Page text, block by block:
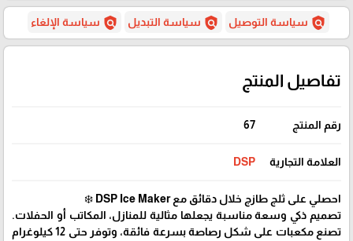
policy سياسة التوصيل policy سياسة التبديل policy سياسة الإلغاء
تفاصيل المنتج
رقم المنتج 67
العلامة التجارية DSP
احصلي على ثلج طازج خلال دقائق مع DSP Ice Maker ❄️
تصميم ذكي وسعة مناسبة يجعلها مثالية للمنازل، المكاتب أو الحفلات.
تصنع مكعبات على شكل رصاصة بسرعة فائقة، وتوفر حتى 12 كيلوغرام